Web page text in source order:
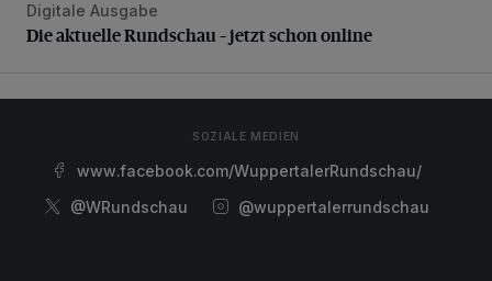
Die aktuelle Rundschau – jetzt schon online
Digitale Ausgabe
Die aktuelle Rundschau – jetzt schon online
SOZIALE MEDIEN
www.facebook.com/WuppertalerRundschau/
@WRundschau
@wuppertalerrundschau